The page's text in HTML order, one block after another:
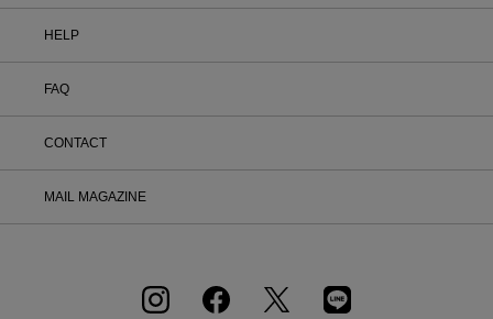
HELP
FAQ
CONTACT
MAIL MAGAZINE